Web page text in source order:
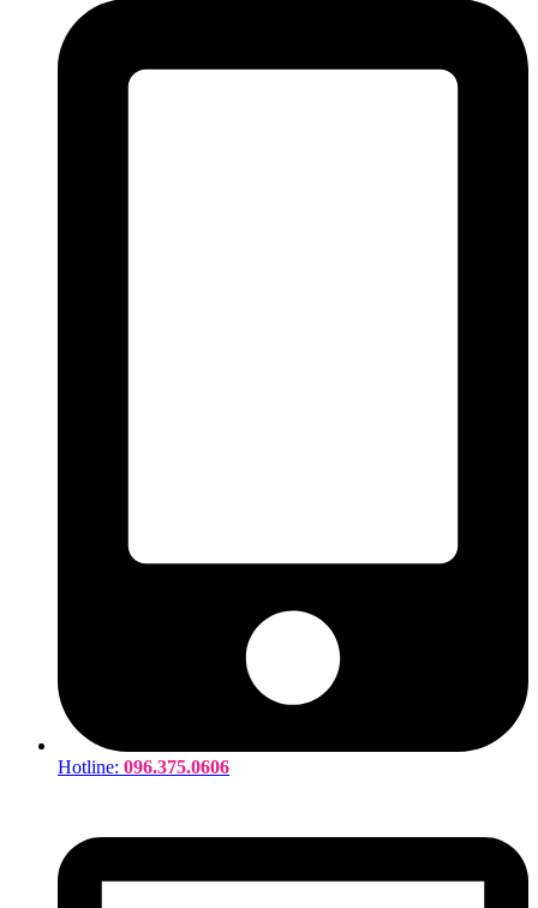
Hotline: 096.375.0606